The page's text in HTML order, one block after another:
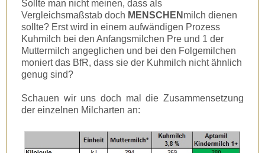
Sollte man nicht meinen, dass als
Vergleichsmaßstab doch MENSCHEN milch dienen
sollte? Erst wird in einem aufwändigen Prozess
Kuhmilch bei den Anfangsmilchen Pre und 1 der
Muttermilch angeglichen und bei den Folgemilchen
moniert das BfR, dass sie der Kuhmilch nicht ähnlich
genug sind?
Schauen wir uns doch mal die Zusammensetzung
der einzelnen Milcharten an: